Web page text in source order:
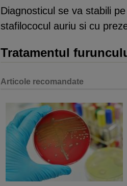
Diagnosticul se va stabili
stafilococul auriu si cu
Tratamentul
Articole recomandate